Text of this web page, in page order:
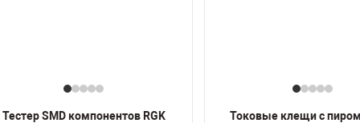
Тестер SMD компонентов RGK
Токовые клещи с